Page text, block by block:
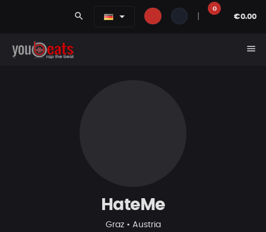
search
0
€0.00
menu
HateMe
Graz • Austria